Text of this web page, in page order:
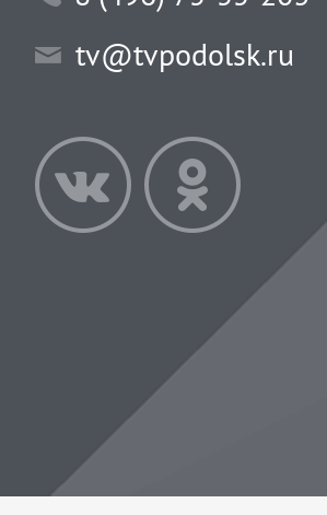
tv@tvpodolsk.ru